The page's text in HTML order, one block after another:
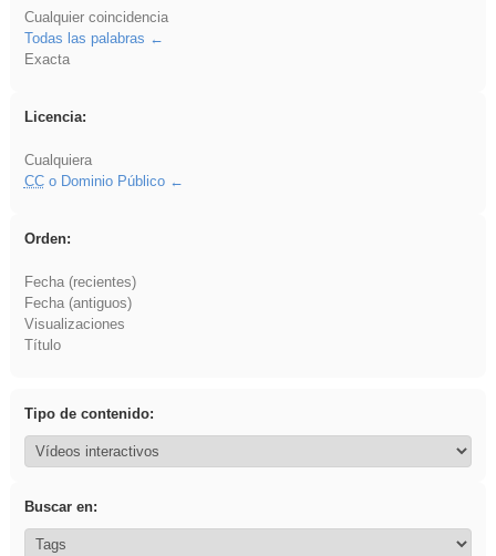
Cualquier coincidencia
Todas las palabras
Exacta
Licencia:
Cualquiera
CCo Dominio Público
Orden:
Fecha (recientes)
Fecha (antiguos)
Visualizaciones
Título
Tipo de contenido:
Buscar en: